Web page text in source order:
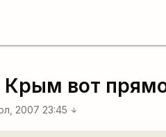
вот
2007 23:45 arrow_downward